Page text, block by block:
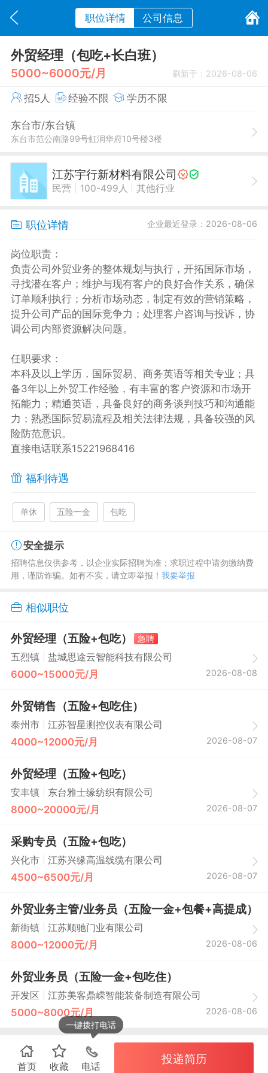
职位详情 公司信息
外贸经理（包吃+长白班）
5000~6000元/月 刷新于：2026-08-06
招5人 经验不限 学历不限
东台市/东台镇
东台市范公南路99号虹润华府10号楼3楼
江苏宇行新材料有限公司
民营 100-499人 其他行业
职位详情 企业最近登录：2026-08-06
岗位职责：
负责公司外贸业务的整体规划与执行，开拓国际市场，
寻找潜在客户；维护与现有客户的良好合作关系，确保
订单顺利执行；分析市场动态，制定有效的营销策略，
提升公司产品的国际竞争力；处理客户咨询与投诉，协
调公司内部资源解决问题。
任职要求：
本科及以上学历，国际贸易、商务英语等相关专业；具
备3年以上外贸工作经验，有丰富的客户资源和市场开
拓能力；精通英语，具备良好的商务谈判技巧和沟通能
力；熟悉国际贸易流程及相关法律法规，具备较强的风
险防范意识。
直接电话联系15221968416
福利待遇
单休 五险一金 包吃
安全提示
招聘信息仅供参考，以企业实际招聘为准；求职过程中请勿缴纳费
用，谨防诈骗。如有不实，请立即举报！ 我要举报
相似职位
外贸经理（五险+包吃）
急聘
五烈镇
盐城思途云智能科技有限公司
6000~15000元/月 2026-08-08
外贸销售（五险+包吃住）
泰州市 江苏智星测控仪表有限公司
4000~12000元/月 2026-08-07
外贸经理（五险+包吃）
安丰镇 东台雅士缘纺织有限公司
8000~20000元/月 2026-08-07
采购专员（五险+包吃）
兴化市 江苏兴缘高温线缆有限公司
4500~6500元/月 2026-08-07
外贸业务主管/业务员（五险一金+包餐+高提成）
新街镇 江苏顺驰门业有限公司
8000~12000元/月 2026-08-06
外贸业务员（五险一金+包吃住）
开发区 江苏美客鼎嵘智能装备制造有限公司
5000~8000元/月 2026-08-06
首页 收藏 电话
一键拨打电话
投递简历